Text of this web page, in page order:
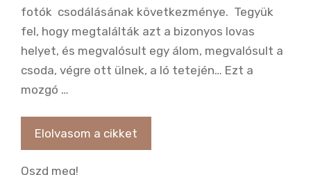
fotók csodálásának következménye. Tegyük
fel, hogy megtalálták azt a bizonyos lovas
helyet, és megvalósult egy álom, megvalósult a
csoda, végre ott ülnek, a ló tetején… Ezt a
mozgó …
Elolvasom a cikket
Oszd meg!